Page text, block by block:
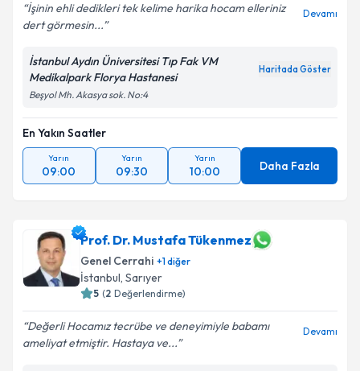
İşinin ehli dedikleri tek kelime harika hocam elleriniz
dert görmesin...
Devamı
İstanbul Aydın Üniversitesi Tıp Fak VM
Medikalpark Florya Hastanesi
Haritada Göster
Beşyol Mh. Akasya sok. No:4
En Yakın Saatler
Yarın
09:00
Yarın
09:30
Yarın
10:00 Daha Fazla
Prof. Dr. Mustafa Tükenmez
Genel Cerrahi +1diğer
İstanbul, Sarıyer
5 (2 Değerlendirme)
Değerli Hocamız tecrübe ve deneyimiyle babamı
ameliyat etmiştir. Hastaya ve...
Devamı